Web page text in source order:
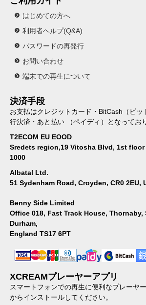
子供・ファミリー
スポーツ
素材・テンプレ
ご利用ガイド
はじめての方へ
利用者ヘルプ(Q&A)
パスワードの再発行
端末での再生について
決済手段
お支払はクレジットカード・BitCash（ビッ
行決済・あと払い （ペイディ）となってお
Sredets region,19 Vitosha Blvd, 1st floor
1000
Albatal Ltd.
51 Sydenham Road, Croyden, CR0 2EU,